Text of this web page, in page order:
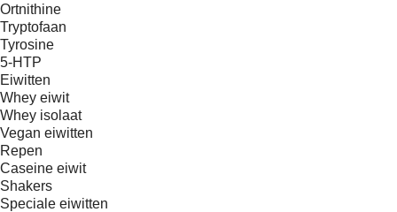
Ortnithine
Tryptofaan
Tyrosine
5-HTP
Eiwitten
Whey eiwit
Whey isolaat
Vegan eiwitten
Repen
Caseine eiwit
Shakers
Speciale eiwitten